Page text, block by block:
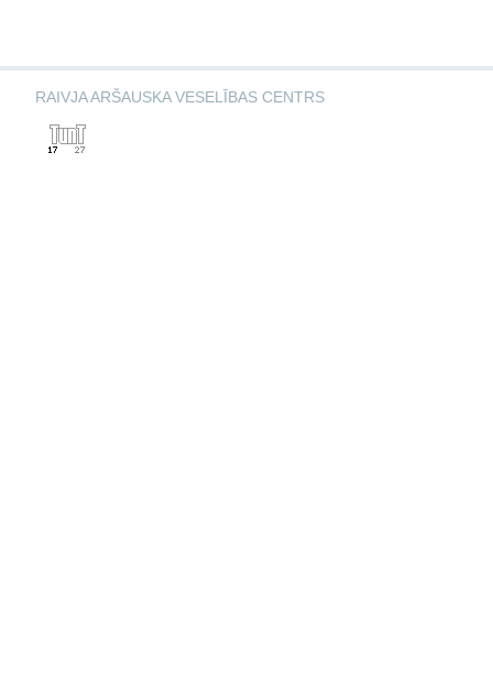
RAIVJA ARŠAUSKA VESELĪBAS CENTRS